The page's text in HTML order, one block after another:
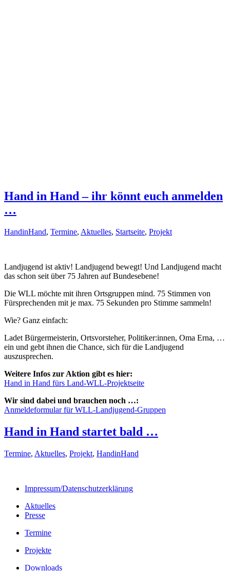
Hand in Hand – ihr könnt euch anmelden
…
HandinHand, Termine, Aktuelles, Startseite, Projekt
Landjugend ist aktiv! Landjugend bewegt! Und Landjugend macht
das schon seit über 75 Jahren auf Bundesebene!
Die WLL möchte mit ihren Ortsgruppen mind. 75 Stimmen von
Fürsprechenden mit je max. 75 Sekunden pro Stimme sammeln!
Wie? Ganz einfach:
Ladet Bürgermeisterin, Ortsvorsteher, Politiker:innen, Oma Erna, …
ein und gebt ihnen die Chance, sich für die Landjugend
auszusprechen.
Weitere Infos zur Aktion gibt es hier:
Hand in Hand fürs Land-WLL-Projektseite
Wir sind dabei und brauchen noch …:
Anmeldeformular für WLL-Landjugend-Gruppen
Hand in Hand startet bald …
Termine, Aktuelles, Projekt, HandinHand
Impressum/Datenschutzerklärung
Aktuelles
Presse
Termine
Projekte
Downloads